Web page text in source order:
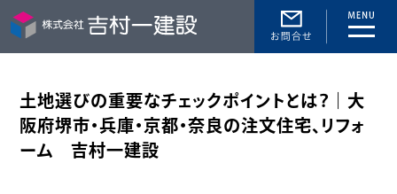
toggle
土地選びの重要なチェックポイントとは？｜大
阪府堺市・兵庫・京都・奈良の注文住宅、リフォ
ーム 吉村一建設